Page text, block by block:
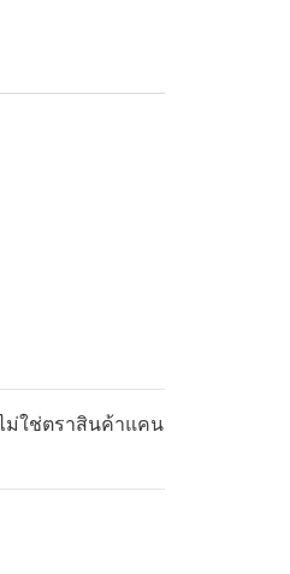
ม่ใช่ตราสินค้าแคน